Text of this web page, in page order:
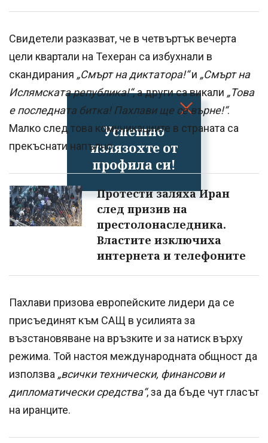
Успешно
излязохте от
профила си!
Свидетели разказват, че в четвъртък вечерта
цели квартали на Техеран са избухнали в
скандирания „Смърт на диктатора!“и „Смърт на
Ислямската република!“, а други са викали „Това
е последната битка! Пахлави ще се върне!“.
Малко след това комуникациите в страната са
прекъснати напълно.
Протести заляха Иран
след призив на
престолонаследника.
Властите изключиха
интернета и телефоните
Пахлави призова европейските лидери да се
присъединят към САЩ в усилията за
възстановяване на връзките и за натиск върху
режима. Той настоя международната общност да
използва „всички технически, финансови и
дипломатически средства“, за да бъде чут гласът
на иранците.